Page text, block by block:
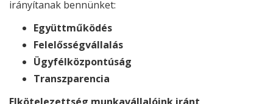
irányítanak bennünket:
Együttműködés
Felelősségvállalás
Ügyfélközpontúság
Transzparencia